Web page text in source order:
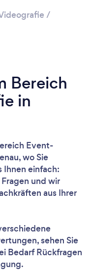
/
Bereich
in
Event-
wo Sie
Ihnen einfach:
und wir
aus Ihrer
sehen Sie
Bedarf Rückfragen